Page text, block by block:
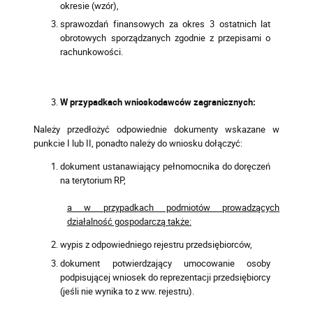
okresie (wzór),
sprawozdań finansowych za okres 3 ostatnich lat
obrotowych sporządzanych zgodnie z przepisami o
rachunkowości.
W przypadkach wnioskodawców zagranicznych:
Należy przedłożyć odpowiednie dokumenty wskazane w
punkcie I lub II, ponadto należy do wniosku dołączyć:
dokument ustanawiający pełnomocnika do doręczeń
na terytorium RP,
a w przypadkach podmiotów prowadzących
działalność gospodarczą także:
wypis z odpowiedniego rejestru przedsiębiorców,
dokument potwierdzający umocowanie osoby
podpisującej wniosek do reprezentacji przedsiębiorcy
(jeśli nie wynika to z ww. rejestru).